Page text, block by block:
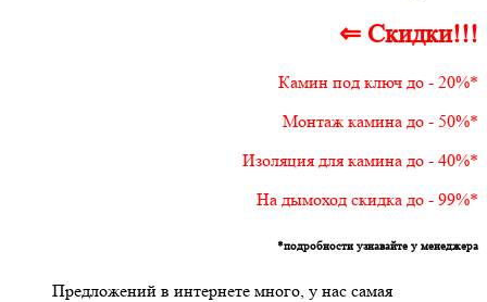
⇐ Скидки!!!
Камин под ключ до - 20%*
Монтаж камина до - 50%*
Изоляция для камина до - 40%*
На дымоход скидка до - 99%*
*подробности узнавайте у менеджера
Предложений в интернете много, у нас самая